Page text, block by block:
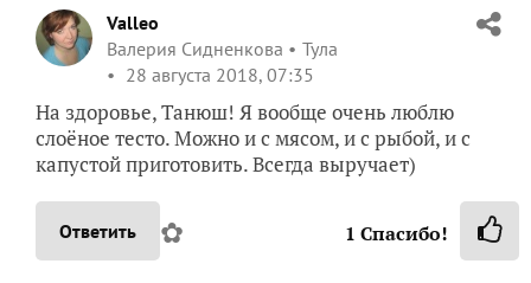
Valleo
Валерия Сидненкова
Тула
28 августа 2018, 07:35
На здоровье, Танюш! Я вообще очень люблю
слоёное тесто. Можно и с мясом, и с рыбой, и с
капустой приготовить. Всегда выручает)
Ответить ✿ 1 Спасибо!